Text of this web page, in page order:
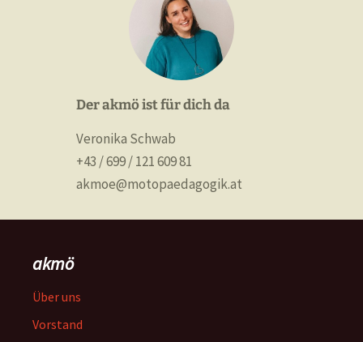
Der akmö ist für dich da
Veronika Schwab
+43 / 699 / 121 609 81
akmoe@motopaedagogik.at
akmö
Über uns
Vorstand